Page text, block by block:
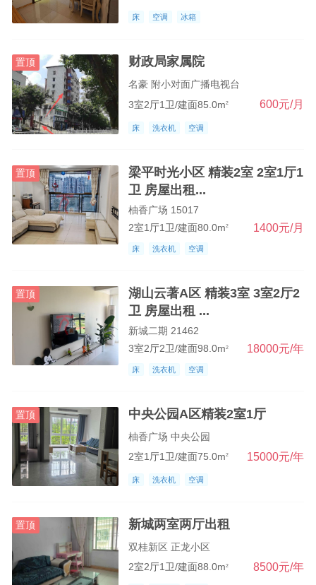
床 空调 冰箱
置顶 财政局家属院
名豪 附小对面广播电视台
3室2厅1卫/建面85.0m2 600元/月
床 洗衣机 空调
置顶
梁平时光小区 精装2室 2室1厅1
卫 房屋出租...
柚香广场 15017
2室1厅1卫/建面80.0m2 1400元/月
床 洗衣机 空调
置顶
湖山云著A区 精装3室 3室2厅2
卫 房屋出租 ...
新城二期 21462
3室2厅2卫/建面98.0m2 18000元/年
床 洗衣机 空调
置顶 中央公园A区精装2室1厅
柚香广场 中央公园
2室1厅1卫/建面75.0m2 15000元/年
床 洗衣机 空调
置顶 新城两室两厅出租
双桂新区 正龙小区
2室2厅1卫/建面88.0m2 8500元/年